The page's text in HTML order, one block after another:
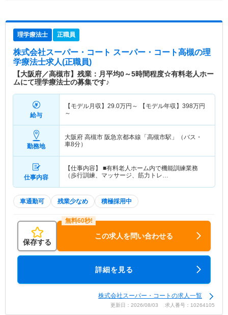
理学療法士 正職員
株式会社スーパー・コート スーパー・コート高槻の理
学療法士求人(正職員)
【大阪府／高槻市】残業：月平均0～5時間程度☆有料老人ホー
ムにて理学療法士の募集です♪
給与
【モデル月収】 29.0万円～ 【モデル年収】 398万円
～
勤務地
大阪府 高槻市 阪急京都本線「高槻市駅」（バス・
車8分）
仕事内容
【仕事内容】 ■有料老人ホーム内で機能訓練業務
（歩行訓練、マッサージ、筋力トレ…
車通勤可 残業少なめ 積極採用中
保存する
この求人を問い合わせる
詳細を見る
株式会社スーパー・コートの求人一覧
更新日：2026/08/03 求人番号：10264105